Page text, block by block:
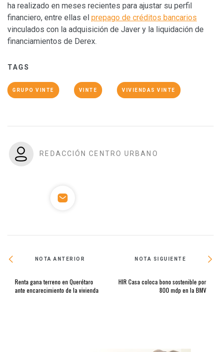
ha realizado en meses recientes para ajustar su perfil
financiero, entre ellas el prepago de créditos bancarios
vinculados con la adquisición de Javer y la liquidación de
financiamientos de Derex.
TAGS
GRUPO VINTE VINTE VIVIENDAS VINTE
REDACCIÓN CENTRO URBANO
NOTA ANTERIOR
Renta gana terreno en Querétaro
ante encarecimiento de la vivienda
NOTA SIGUIENTE
HIR Casa coloca bono sostenible por
800 mdp en la BMV